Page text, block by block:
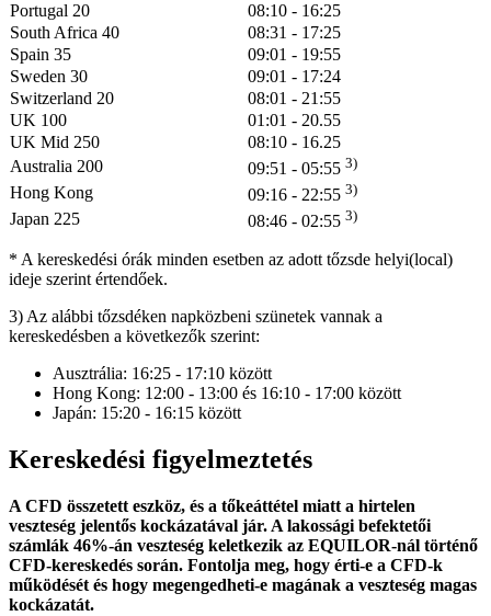
Portugal 20
08:10 - 16:25
South Africa 40
08:31 - 17:25
Spain 35
09:01 - 19:55
Sweden 30
09:01 - 17:24
Switzerland 20
08:01 - 21:55
UK 100
01:01 - 20.55
UK Mid 250
08:10 - 16.25
Australia 200
09:51 - 05:55 3)
Hong Kong 09:16 - 22:55 3)
Japan 225 08:46 - 02:55 3)
* A kereskedési órák minden esetben az adott tőzsde helyi(local)
ideje szerint értendőek.
3) Az alábbi tőzsdéken napközbeni szünetek vannak a
kereskedésben a következők szerint:
Ausztrália: 16:25 - 17:10 között
Hong Kong: 12:00 - 13:00 és 16:10 - 17:00 között
Japán: 15:20 - 16:15 között
Kereskedési figyelmeztetés
A CFD összetett eszköz, és a tőkeáttétel miatt a hirtelen
veszteség jelentős kockázatával jár. A lakossági befektetői
számlák 46%-án veszteség keletkezik az EQUILOR-nál történő
CFD-kereskedés során. Fontolja meg, hogy érti-e a CFD-k
működését és hogy megengedheti-e magának a veszteség magas
kockázatát.